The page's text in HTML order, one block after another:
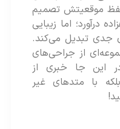
حفظ موقعیتش تصمیم
درآورد؛ اما زیبایی
جدی تبدیل می‌کند.
از جراحی‌های
این جا خبری از
با متدهای غیر